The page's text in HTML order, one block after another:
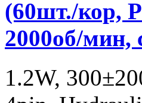
(60шт./кор,
2000об/мин,
1.2W,